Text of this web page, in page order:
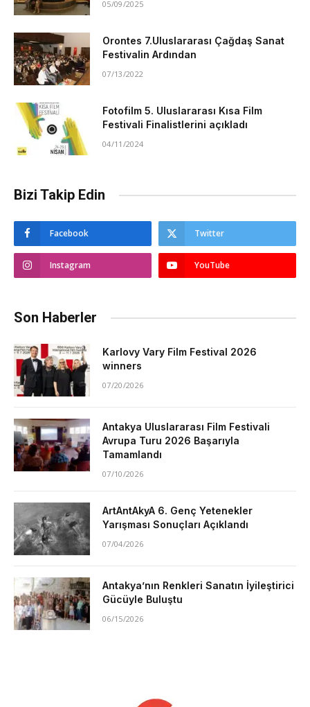
05/09/2025
Orontes 7.Uluslararası Çağdaş Sanat
Festivalin Ardından
07/13/2022
Fotofilm 5. Uluslararası Kısa Film
Festivali Finalistlerini açıkladı
04/11/2024
Bizi Takip Edin
Facebook Twitter
Instagram YouTube
Son Haberler
Karlovy Vary Film Festival 2026
winners
07/20/2026
Antakya Uluslararası Film Festivali
Avrupa Turu 2026 Başarıyla
Tamamlandı
07/10/2026
ArtAntAkyA 6. Genç Yetenekler
Yarışması Sonuçları Açıklandı
07/04/2026
Antakya’nın Renkleri Sanatın İyileştirici
Gücüyle Buluştu
06/15/2026